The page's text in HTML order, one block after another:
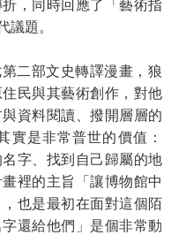
，同時回應了「藝術指
議題。
二部文史轉譯漫畫，狼
民與其藝術創作，對他
資料閱讀、撥開層層的
實是非常普世的價值：
字、找到自己歸屬的地
裡的主旨「讓博物館中
也是最初在面對這個陌
還給他們」是個非常動